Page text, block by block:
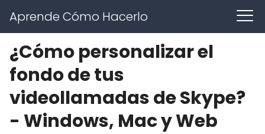
Aprende Cómo Hacerlo
¿Cómo personalizar el
fondo de tus
videollamadas de Skype?
- Windows, Mac y Web